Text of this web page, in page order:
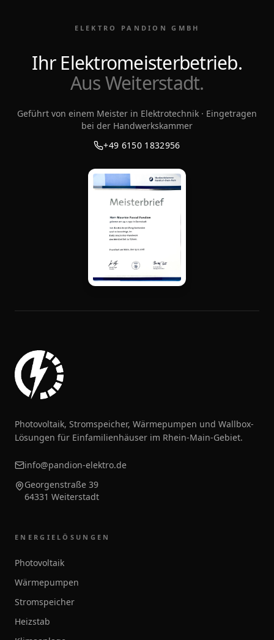
ELEKTRO PANDION GMBH
Ihr Elektromeisterbetrieb.
Aus Weiterstadt.
Geführt von einem Meister in Elektrotechnik · Eingetragen
bei der Handwerkskammer
+49 6150 1832956
Photovoltaik, Stromspeicher, Wärmepumpen und Wallbox-
Lösungen für Einfamilienhäuser im Rhein-Main-Gebiet.
info@pandion-elektro.de
Georgenstraße 39
64331 Weiterstadt
ENERGIELÖSUNGEN
Photovoltaik
Wärmepumpen
Stromspeicher
Heizstab